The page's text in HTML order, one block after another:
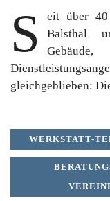
S eit über 40
Balsthal
gleichgeblieben:
WERKSTATT-